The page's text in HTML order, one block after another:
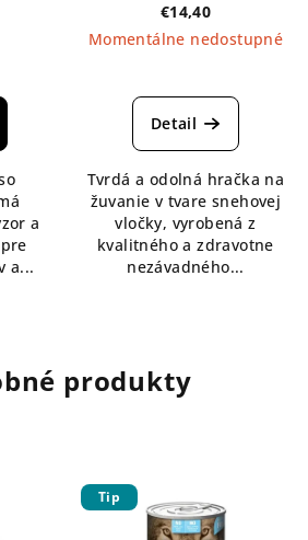
a
a...
žuvacia hračka - biela
€14,40
Momentálne nedostupné
Detail
Tvrdá a odolná hračka na
žuvanie v tvare snehovej
vločky, vyrobená z
kvalitného a zdravotne
nezávadného...
produkty
Tip